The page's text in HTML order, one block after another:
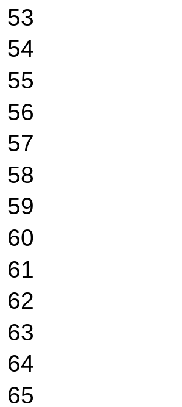
53
54
55
56
57
58
59
60
61
62
63
64
65